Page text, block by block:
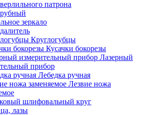
патрона
зеркало
Круглогубцы
Кусачки бокорезы
Лазерный
прибор
Лебедка ручная
Лезвие ножа
шлифовальный круг
лазы